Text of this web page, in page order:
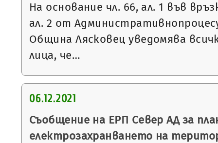
На основание чл. 66, ал. 1 във
ал. 2 от
Община Лясковец уведомява
лица, че…
06.12.2021
Съобщение на ЕРП Север АД за
електрозахранването на